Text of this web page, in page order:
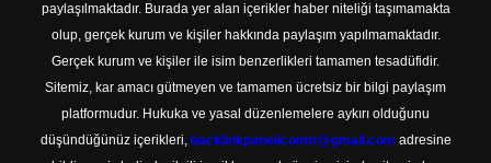
paylaşılmaktadır. Burada yer alan içerikler haber niteliği taşımamakta
olup, gerçek kurum ve kişiler hakkında paylaşım yapılmamaktadır.
Gerçek kurum ve kişiler ile isim benzerlikleri tamamen tesadüfidir.
Sitemiz, kar amacı gütmeyen ve tamamen ücretsiz bir bilgi paylaşım
platformudur. Hukuka ve yasal düzenlemelere aykırı olduğunu
düşündüğünüz içerikleri, backlinkpanelicomtr@gmail.com adresine